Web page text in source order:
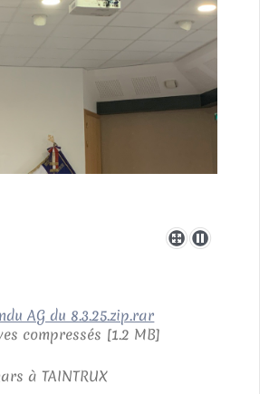
AG du 8.3.25.zip.rar
compressés [1.2 MB]
à TAINTRUX